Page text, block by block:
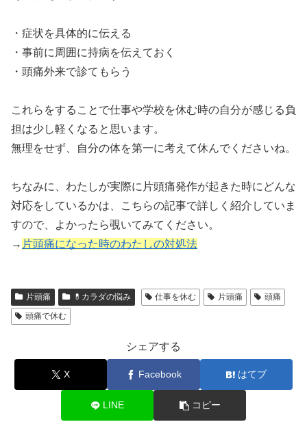
・症状を具体的に伝える
・事前に周囲に持病を伝えておく
・頭痛外来で診てもらう
これらをすることで仕事や学校を休む時の自分が感じる負
担は少し軽くなると思います。
無理をせず、自分の体を第一に考えて休んでくださいね。
ちなみに、わたしが実際に片頭痛発作が起きた時にどんな
対応をしているかは、こちらの記事で詳しく紹介していま
すので、よかったら覗いてみてください。
→ 片頭痛になった時のわたしの対処法
片頭痛 💊カラダの悩み 仕事を休む 片頭痛
頭痛
頭痛で休む
シェアする
X Facebook はてブ
LINE コピー